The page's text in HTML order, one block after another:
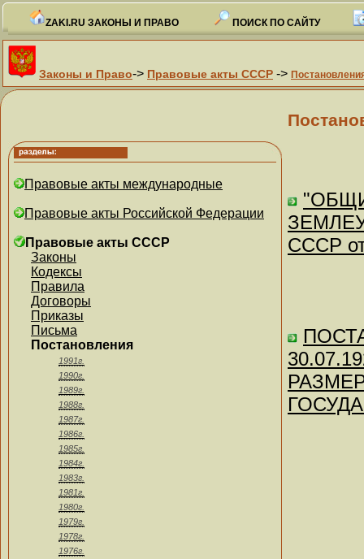
ZAKI.RU ЗАКОНЫ И ПРАВО ПОИСК ПО САЙТУ
Законы и Право-> Правовые акты СССР ->
Правовые акты международные
Правовые акты Российской Федерации
Правовые акты СССР
Законы
Кодексы
Правила
Договоры
Приказы
Письма
Постановления
1991г.
1990г.
1989г.
1988г.
1987г.
1986г.
1985г.
1984г.
1983г.
1981г.
1980г.
1979г.
1978г.
1976г.
СССР